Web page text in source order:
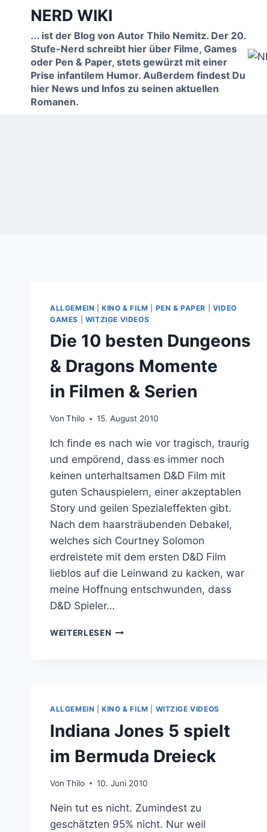
springen
NERD WIKI
... ist der Blog von Autor Thilo Nemitz. Der 20.
Stufe-Nerd schreibt hier über Filme, Games
oder Pen & Paper, stets gewürzt mit einer
Prise infantilem Humor. Außerdem findest Du
hier News und Infos zu seinen aktuellen
Romanen.
ALLGEMEIN |KINO & FILM PEN & PAPER
VIDEO
GAMES
WITZIGE VIDEOS
Die 10 besten Dungeons
& Dragons Momente
in Filmen & Serien
Von Thilo 15. August 2010
Ich finde es nach wie vor tragisch, traurig
und empörend, dass es immer noch
keinen unterhaltsamen D&D Film mit
guten Schauspielern, einer akzeptablen
Story und geilen Spezialeffekten gibt.
Nach dem haarsträubenden Debakel,
welches sich Courtney Solomon
erdreistete mit dem ersten D&D Film
lieblos auf die Leinwand zu kacken, war
meine Hoffnung entschwunden, dass
D&D Spieler…
WEITERLESEN DIE
MOMENTE
FILMEN
SERIEN
ALLGEMEIN |KINO & FILM WITZIGE VIDEOS
Indiana Jones 5 spielt
im Bermuda Dreieck
Von Thilo 10. Juni 2010
Nein tut es nicht. Zumindest zu
geschätzten 95% nicht. Nur weil